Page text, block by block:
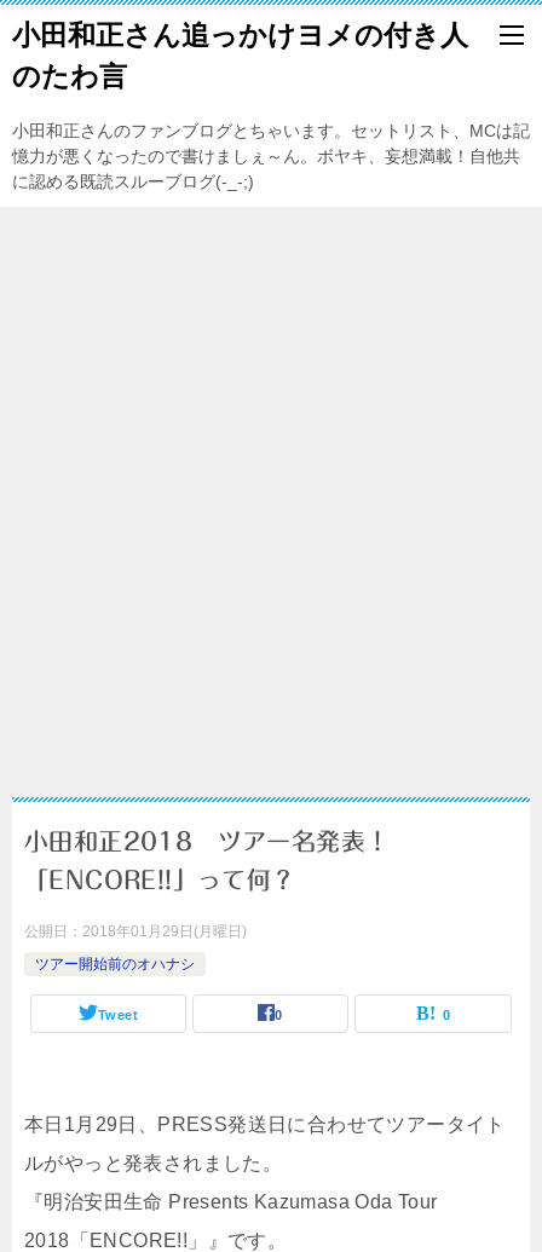
小田和正さん追っかけヨメの付き人
のたわ言
小田和正さんのファンブログとちゃいます。セットリスト、MCは記
憶力が悪くなったので書けましぇ～ん。ボヤキ、妄想満載！自他共
に認める既読スルーブログ(-_-;)
小田和正2018 ツアー名発表！
「ENCORE!!」って何？
公開日： 2018年01月29日(月曜日)
ツアー開始前のオハナシ
Tweet 0 0
本日1月29日、PRESS発送日に合わせてツアータイト
ルがやっと発表されました。
『明治安田生命 Presents Kazumasa Oda Tour
2018「ENCORE!!」』です。